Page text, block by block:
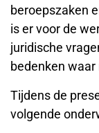
beroepszaken
is er voor de
juridische
bedenken waar
Tijdens de
volgende